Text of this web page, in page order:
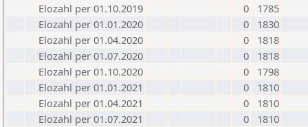
Elozahl per 01.10.2019
0
1785
Elozahl per 01.01.2020
0
1830
Elozahl per 01.04.2020
0
1818
Elozahl per 01.07.2020
0
1818
Elozahl per 01.10.2020
0
1798
Elozahl per 01.01.2021
0
1810
Elozahl per 01.04.2021
0
1810
Elozahl per 01.07.2021
0
1810